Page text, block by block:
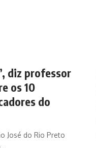
diz professor
os 10
do
José do Rio Preto